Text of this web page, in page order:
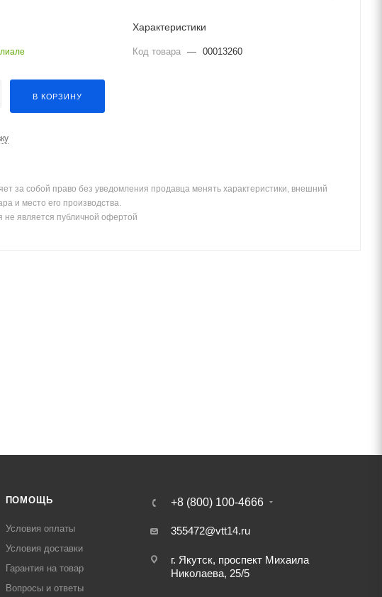
В КОРЗИНУ
Характеристики
Код товара — 00013260
за собой право без уведомления продавца менять характеристики, внешний
и место его производства.
является публичной офертой
ПОМОЩЬ
Условия оплаты
Условия доставки
Гарантия на товар
Вопросы и ответы
+8 (800) 100-4666
355472@vtt14.ru
г. Якутск, проспект Михаила
Николаева, 25/5